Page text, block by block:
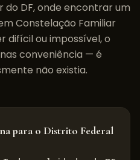
do DF, onde encontrar um
Constelação Familiar
difícil ou impossível, o
conveniência — é
não existia.
para o Distrito Federal